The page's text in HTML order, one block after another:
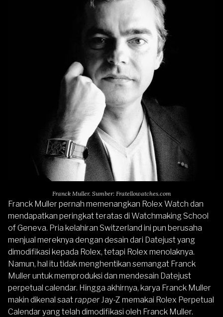
Franck Muller. Sumber: Fratellowatches.com
Franck Muller pernah memenangkan Rolex Watch dan
mendapatkan peringkat teratas di Watchmaking School
of Geneva. Pria kelahiran Switzerland ini pun berusaha
menjual mereknya dengan desain dari Datejust yang
dimodifikasi kepada Rolex, tetapi Rolex menolaknya.
Namun, hal itu tidak menghentikan semangat Franck
Muller untuk memproduksi dan mendesain Datejust
perpetual calendar. Hingga akhirnya, karya Franck Muller
makin dikenal saatrapperJay-Z memakai Rolex Perpetual
Calendar yang telah dimodifikasi oleh Franck Muller.